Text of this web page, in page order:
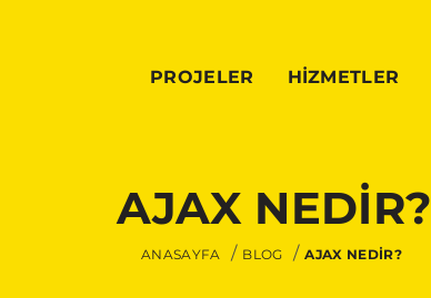
PROJELER HİZMETLER
AJAX NEDİR?
ANASAYFA BLOG AJAX NEDİR?